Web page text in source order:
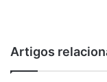
Atualmente,
tratamento, que
cigarro, mas
Artigos